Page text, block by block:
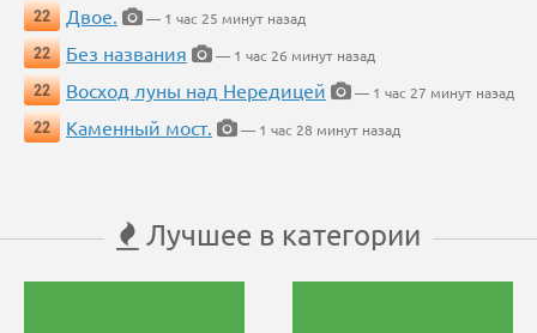
22
Двое.
— 1 час 25 минут назад
22
Без названия
— 1 час 26 минут назад
22
Восход луны над Нередицей
— 1 час 27 минут назад
22
Каменный мост. — 1 час 28 минут назад
Лучшее в категории